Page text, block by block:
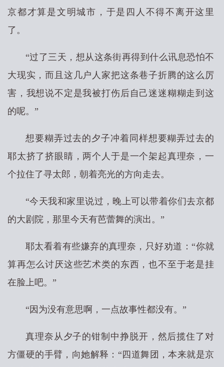
京都才算是文明城市，于是四人不得不离开这里
了。
“过了三天，想从这条街再得到什么讯息恐怕不
大现实，而且这几户人家把这条巷子折腾的这么厉
害，我想说不定是我被打伤后自己迷迷糊糊走到这
的呢。”
想要糊弄过去的夕子冲着同样想要糊弄过去的
耶太挤了挤眼睛，两个人于是一个架起真理奈，一
个拉住了寻太郎，朝着亮光的方向走去。
“今天我和家里说过，晚上可以带着你们去京都
的大剧院，那里今天有芭蕾舞的演出。”
耶太看着有些嫌弃的真理奈，只好劝道：“你就
算再怎么讨厌这些艺术类的东西，也不至于老是挂
在脸上吧。”
“因为没有意思啊，一点故事性都没有。”
真理奈从夕子的钳制中挣脱开，然后揽住了对
方僵硬的手臂，向她解释：“四道舞团，本来就是京